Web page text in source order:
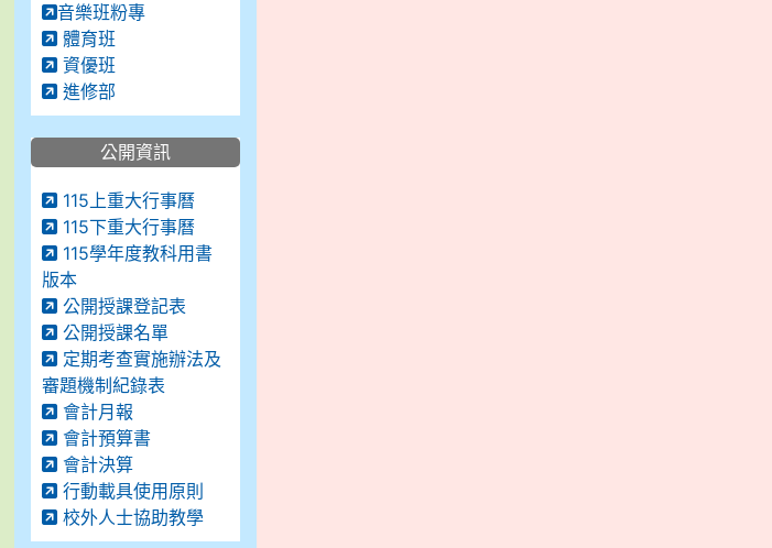
音樂班粉專
體育班
資優班
進修部
公開資訊
115上重大行事曆
115下重大行事曆
115學年度教科用書
版本
公開授課登記表
公開授課名單
定期考查實施辦法及
審題機制紀錄表
會計月報
會計預算書
會計決算
行動載具使用原則
校外人士協助教學